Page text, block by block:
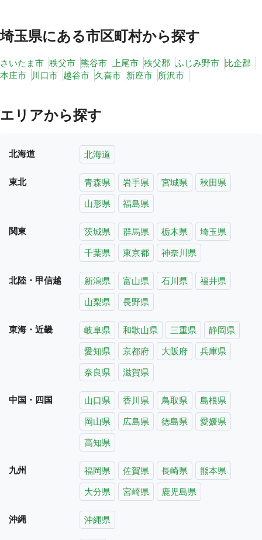
埼玉県にある市区町村から探す
さいたま市 秩父市 熊谷市 上尾市 秩父郡 ふじみ野市 比企郡
本庄市 川口市 越谷市 久喜市 新座市 所沢市
エリアから探す
北海道 北海道
東北 青森県 岩手県 宮城県
秋田県
山形県
福島県
関東 茨城県 群馬県 栃木県
埼玉県
千葉県
東京都 神奈川県
北陸・甲信越 新潟県 富山県 石川県
福井県
山梨県
長野県
東海・近畿 岐阜県 和歌山県 三重県
静岡県
愛知県
京都府 大阪府
兵庫県
奈良県
滋賀県
中国・四国 山口県 香川県 鳥取県
島根県
岡山県
広島県 徳島県
愛媛県
高知県
九州 福岡県 佐賀県 長崎県
熊本県
大分県
宮崎県 鹿児島県
沖縄 沖縄県